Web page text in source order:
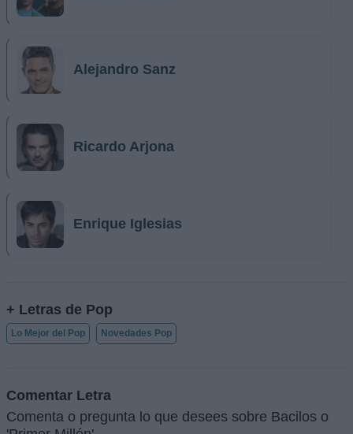
Alejandro Sanz
Ricardo Arjona
Enrique Iglesias
+ Letras de Pop
Lo Mejor del Pop Novedades Pop
Comentar Letra
Comenta o pregunta lo que desees sobre Bacilos o